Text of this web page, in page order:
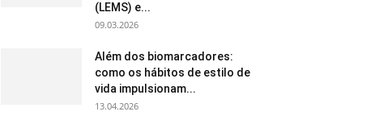
(LEMS) e...
09.03.2026
Além dos biomarcadores:
como os hábitos de estilo de
vida impulsionam...
13.04.2026